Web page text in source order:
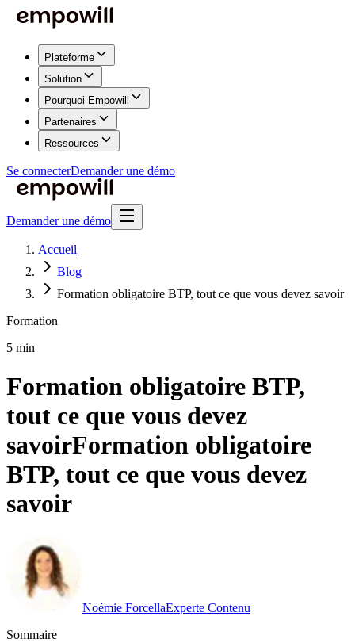
Plateforme
Solution
Pourquoi Empowill
Partenaires
Ressources
Se connecterDemander une démo
Demander une démo
Accueil
Blog
Formation obligatoire BTP, tout ce que vous devez savoir
Formation
5 min
Formation obligatoire BTP,
tout ce que vous devez
savoirFormation obligatoire
BTP, tout ce que vous devez
savoir
Noémie ForcellaExperte Contenu
Sommaire